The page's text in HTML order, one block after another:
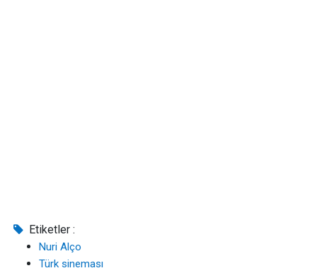
Etiketler :
Nuri Alço
Türk sineması